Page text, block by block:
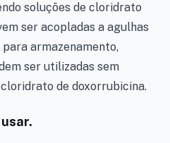
soluções de cloridrato
ser acopladas a agulhas
armazenamento,
ser utilizadas sem
de doxorrubicina.